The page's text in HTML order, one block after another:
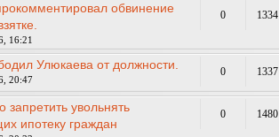
обвинение
16:21
0 1334
Улюкаева от должности.
20:47
0 1337
запретить увольнять
ипотеку граждан
0 1480